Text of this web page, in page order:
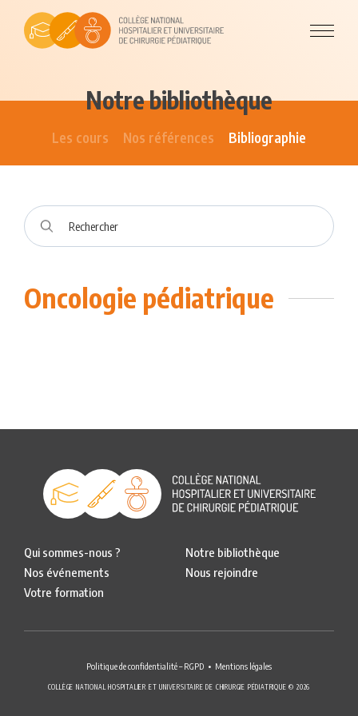
Notre bibliothèque
Les cours Nos références Bibliographie
Oncologie pédiatrique
Qui sommes-nous ?
Nos événements
Votre formation
Notre bibliothèque
Nous rejoindre
Politique de confidentialité – RGPD Mentions légales
COLLÈGE NATIONAL HOSPITALIER ET UNIVERSITAIRE DE CHIRURGIE PÉDIATRIQUE © 2026